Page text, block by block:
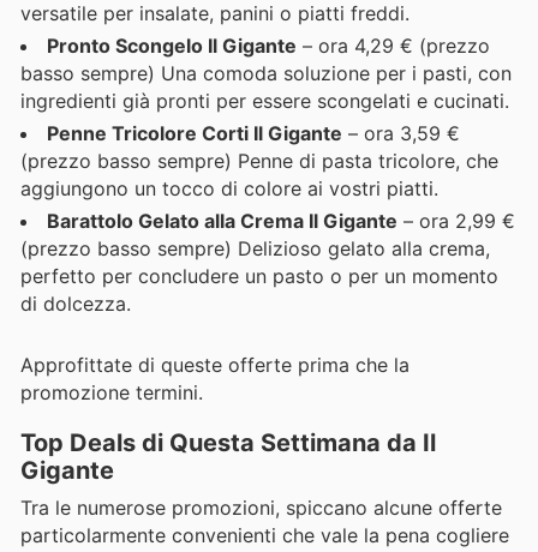
versatile per insalate, panini o piatti freddi.
Pronto Scongelo Il Gigante – ora 4,29 € (prezzo
basso sempre) Una comoda soluzione per i pasti, con
ingredienti già pronti per essere scongelati e cucinati.
Penne Tricolore Corti Il Gigante – ora 3,59 €
(prezzo basso sempre) Penne di pasta tricolore, che
aggiungono un tocco di colore ai vostri piatti.
Barattolo Gelato alla Crema Il Gigante – ora 2,99 €
(prezzo basso sempre) Delizioso gelato alla crema,
perfetto per concludere un pasto o per un momento
di dolcezza.
Approfittate di queste offerte prima che la
promozione termini.
Top Deals di Questa Settimana da Il
Gigante
Tra le numerose promozioni, spiccano alcune offerte
particolarmente convenienti che vale la pena cogliere